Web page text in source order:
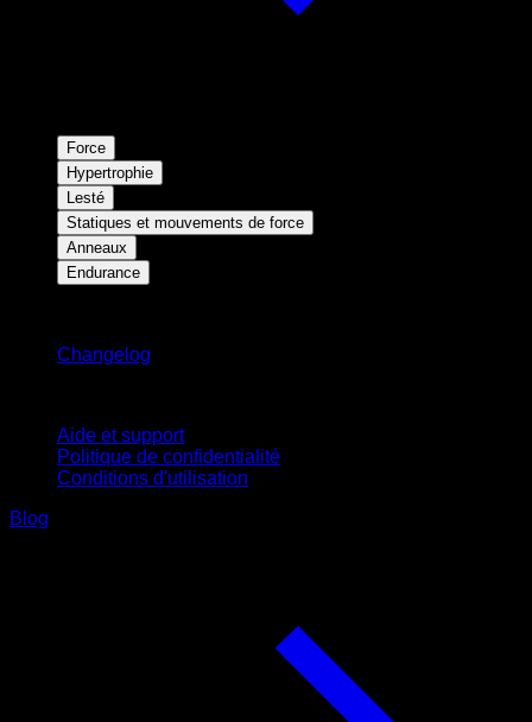
Force
Hypertrophie
Lesté
Statiques et mouvements de force
Anneaux
Endurance
Changelog
Aide et support
Politique de confidentialité
Conditions d'utilisation
Blog